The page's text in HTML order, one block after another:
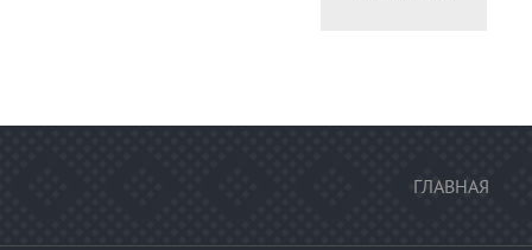
ГЛАВНАЯ